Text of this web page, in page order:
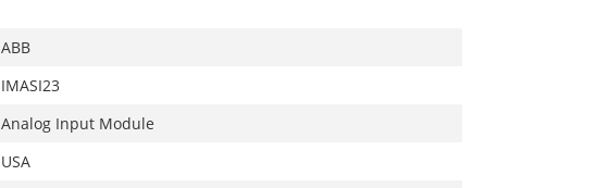
ABB
IMASI23
Analog Input Module
USA